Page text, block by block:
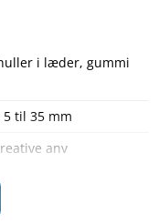
i læder, gummi
til 35 mm
anv